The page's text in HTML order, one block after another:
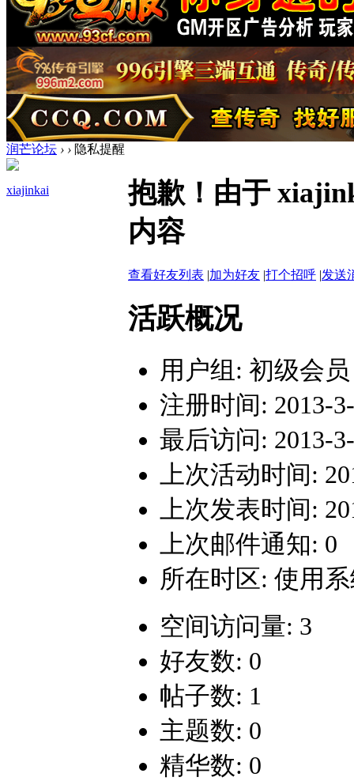
润芒论坛 › › 隐私提醒
xiajinkai
抱歉！由于
内容
查看好友列表 |加为好友 |打个招呼 |发送
活跃概况
用户组: 初级会员
注册时间: 2013-
最后访问: 2013-
上次活动时间:
上次发表时间:
上次邮件通知: 0
所在时区: 使用
空间访问量: 3
好友数: 0
帖子数: 1
主题数: 0
精华数: 0